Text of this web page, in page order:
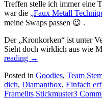
Treffen stelle ich immer eine
war die „Faux Metall
meine Swaps passen 😉 .
Der „Kronkorken“ ist unter
Sieht doch wirklich aus wie
reading „Meine
vom
letzten
Teamtreffen…“
→
Posted in Goodies, Team
dich, Diamantbox, Einfach
Framelits Stickmuster3